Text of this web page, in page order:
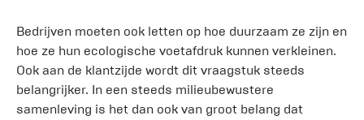
Bedrijven moeten ook letten op hoe duurzaam ze zijn en
hoe ze hun ecologische voetafdruk kunnen verkleinen.
Ook aan de klantzijde wordt dit vraagstuk steeds
belangrijker. In een steeds milieubewustere
samenleving is het dan ook van groot belang dat